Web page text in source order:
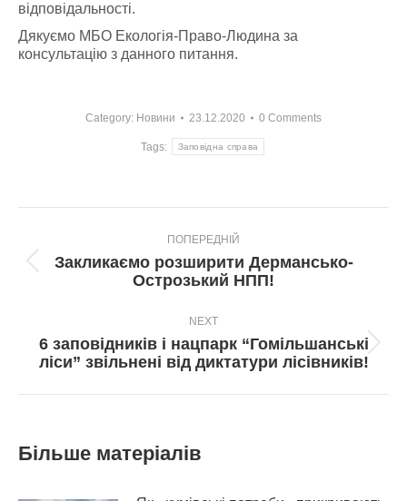
відповідальності.
Дякуємо МБО Екологія-Право-Людина за
консультацію з данного питання.
Category: Новини 23.12.2020 0 Comments
Tags: Заповідна справа
navigation
ПОПЕРЕДНІЙ
Попередній
пост:
Закликаємо розширити Дермансько-
Острозький НПП!
NEXT
Next
post:
6 заповідників і нацпарк “Гомільшанські
ліси” звільнені від диктатури лісівників!
Більше матеріалів